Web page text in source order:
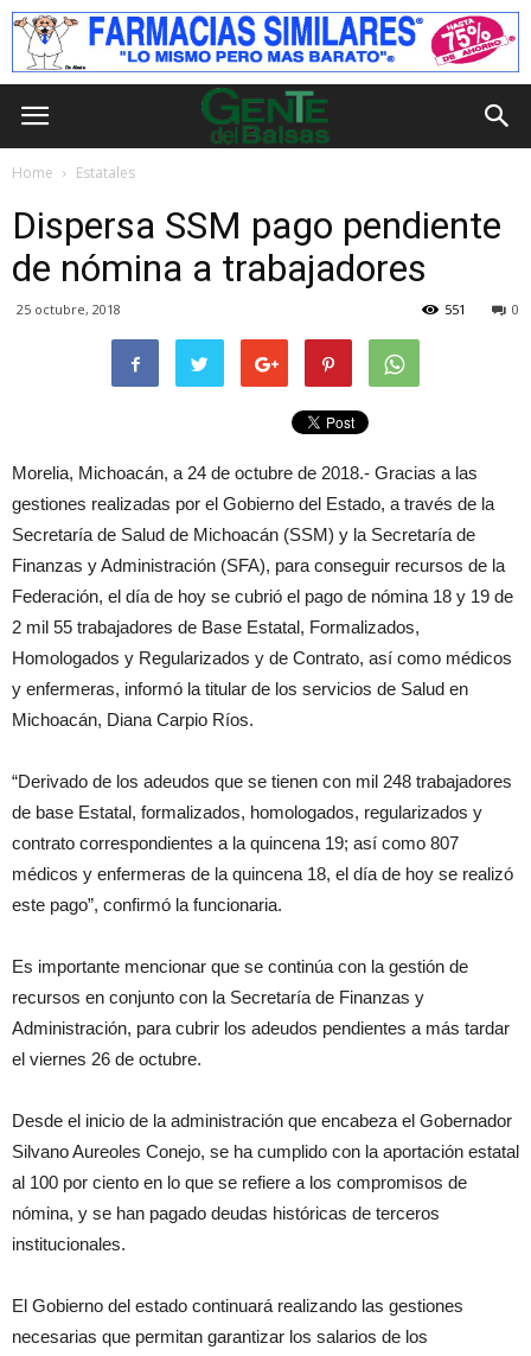
Home Estatales
Dispersa SSM pago pendiente
de nómina a trabajadores
25 octubre, 2018 0
551
Morelia, Michoacán, a 24 de octubre de 2018.- Gracias a las
gestiones realizadas por el Gobierno del Estado, a través de la
Secretaría de Salud de Michoacán (SSM) y la Secretaría de
Finanzas y Administración (SFA), para conseguir recursos de la
Federación, el día de hoy se cubrió el pago de nómina 18 y 19 de
2 mil 55 trabajadores de Base Estatal, Formalizados,
Homologados y Regularizados y de Contrato, así como médicos
y enfermeras, informó la titular de los servicios de Salud en
Michoacán, Diana Carpio Ríos.
“Derivado de los adeudos que se tienen con mil 248 trabajadores
de base Estatal, formalizados, homologados, regularizados y
contrato correspondientes a la quincena 19; así como 807
médicos y enfermeras de la quincena 18, el día de hoy se realizó
este pago”, confirmó la funcionaria.
Es importante mencionar que se continúa con la gestión de
recursos en conjunto con la Secretaría de Finanzas y
Administración, para cubrir los adeudos pendientes a más tardar
el viernes 26 de octubre.
Desde el inicio de la administración que encabeza el Gobernador
Silvano Aureoles Conejo, se ha cumplido con la aportación estatal
al 100 por ciento en lo que se refiere a los compromisos de
nómina, y se han pagado deudas históricas de terceros
institucionales.
El Gobierno del estado continuará realizando las gestiones
necesarias que permitan garantizar los salarios de los